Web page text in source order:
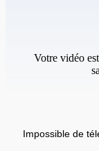
Votre vidéo
Impossible de